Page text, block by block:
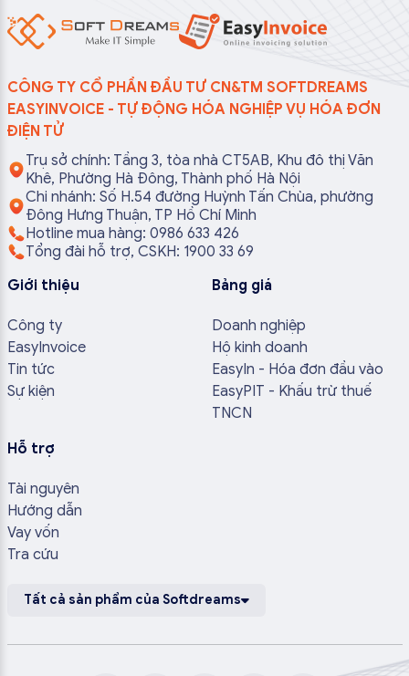
CÔNG TY CỔ PHẦN ĐẦU TƯ CN&TM SOFTDREAMS
EASYINVOICE - TỰ ĐỘNG HÓA NGHIỆP VỤ HÓA ĐƠN
ĐIỆN TỬ
Trụ sở chính: Tầng 3, tòa nhà CT5AB, Khu đô thị Văn
Khê, Phường Hà Đông, Thành phố Hà Nội
Chi nhánh: Số H.54 đường Huỳnh Tấn Chùa, phường
Đông Hưng Thuận, TP Hồ Chí Minh
Hotline mua hàng: 0986 633 426
Tổng đài hỗ trợ, CSKH: 1900 33 69
Giới thiệu
Công ty
EasyInvoice
Tin tức
Sự kiện
Bảng giá
Doanh nghiệp
Hộ kinh doanh
EasyIn - Hóa đơn đầu vào
EasyPIT - Khấu trừ thuế
TNCN
Hỗ trợ
Tài nguyên
Hướng dẫn
Vay vốn
Tra cứu
Tất cả sản phẩm của Softdreams